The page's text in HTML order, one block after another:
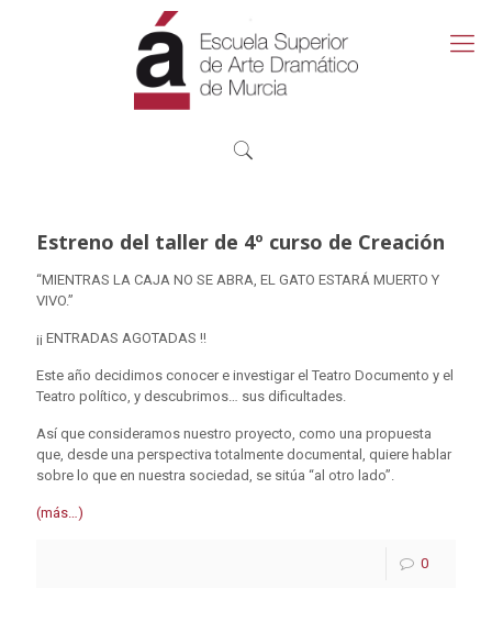
Estreno del taller de 4º curso de Creación
“MIENTRAS LA CAJA NO SE ABRA, EL GATO ESTARÁ MUERTO Y
VIVO.”
¡¡ ENTRADAS AGOTADAS !!
Este año decidimos conocer e investigar el Teatro Documento y el
Teatro político, y descubrimos… sus dificultades.
Así que consideramos nuestro proyecto, como una propuesta
que, desde una perspectiva totalmente documental, quiere hablar
sobre lo que en nuestra sociedad, se sitúa “al otro lado”.
(más…)
0